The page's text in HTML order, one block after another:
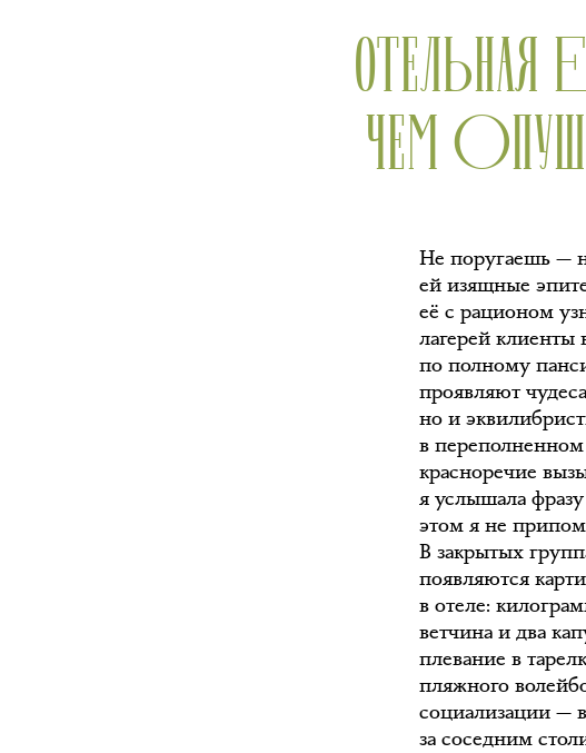
ОТЕЛЬНАЯ
ЧЕМ
Не поругаешь —
ей изящные
её с рационом
лагерей клиенты
по полному
проявляют
но и
в
красноречие
я услышала
этом я не
В закрытых
появляются
в отеле:
ветчина и два
плевание в
пляжного
социализации —
за соседним